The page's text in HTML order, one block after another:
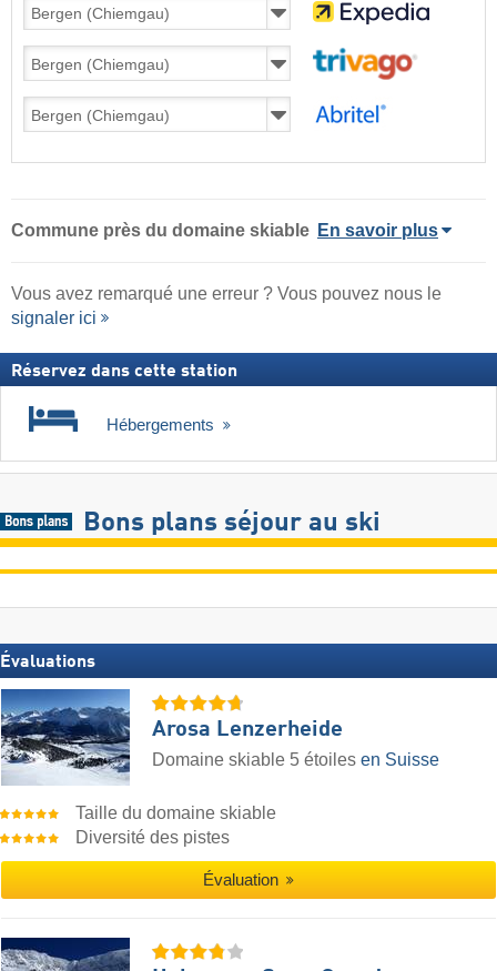
Commune près du domaine skiable En savoir plus
Vous avez remarqué une erreur ? Vous pouvez nous le
signaler ici
Réservez dans cette station
Hébergements
Bons plans séjour au ski
Évaluations
Arosa Lenzerheide
Domaine skiable 5 étoiles en Suisse
Taille du domaine skiable
Diversité des pistes
Évaluation